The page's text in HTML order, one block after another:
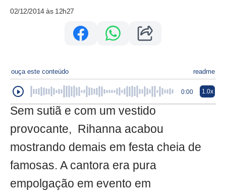
02/12/2014 às 12h27
ouça este conteúdo readme
0:00 1.0x
Sem sutiã e com um vestido
provocante, Rihanna acabou
mostrando demais em festa cheia de
famosas. A cantora era pura
empolgação em evento em